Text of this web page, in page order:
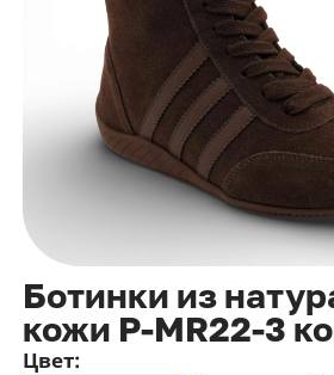
Ботинки из
кожи P-MR22-3
Цвет:
данных
публичной оффертой
100 ₽
Чёрный
Белый
42